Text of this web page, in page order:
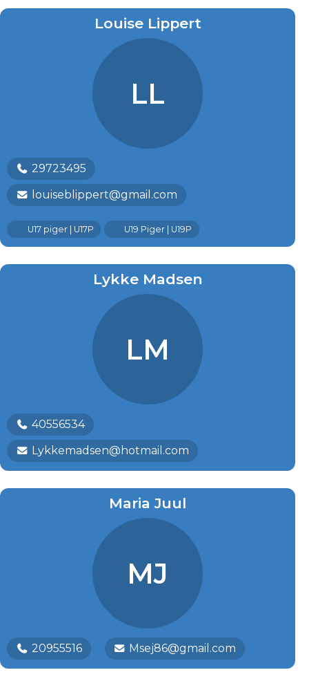
Louise Lippert
LL
29723495
louiseblippert@gmail.com
U17 piger | U17P U19 Piger | U19P
Lykke Madsen
LM
40556534
Lykkemadsen@hotmail.com
Maria Juul
MJ
20955516 Msej86@gmail.com